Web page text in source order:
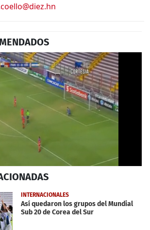
INTERNACIONALES
Así quedaron los grupos del Mundial
Sub 20 de Corea del Sur